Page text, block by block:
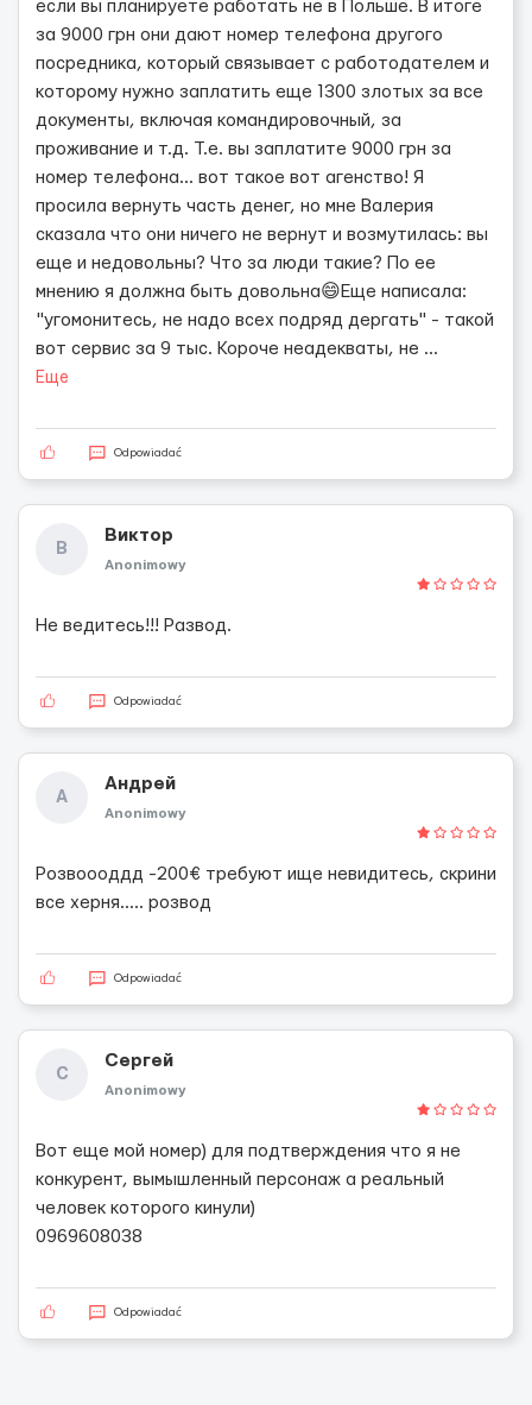
если вы планируете работать не в Польше. В итоге
за 9000 грн они дают номер телефона другого
посредника, который связывает с работодателем и
которому нужно заплатить еще 1300 злотых за все
документы, включая командировочный, за
проживание и т.д. Т.е. вы заплатите 9000 грн за
номер телефона... вот такое вот агенство! Я
просила вернуть часть денег, но мне Валерия
сказала что они ничего не вернут и возмутилась: вы
еще и недовольны? Что за люди такие? По ее
мнению я должна быть довольна😄Еще написала:
"угомонитесь, не надо всех подряд дергать" - такой
вот сервис за 9 тыс. Короче неадекваты, не ...
Еще
Odpowiadać
В
Виктор
Anonimowy
Не ведитесь!!! Развод.
Odpowiadać
А
Андрей
Anonimowy
Розвоооддд -200€ требуют ище невидитесь, скрини
все херня..... розвод
Odpowiadać
С
Сергей
Anonimowy
Вот еще мой номер) для подтверждения что я не
конкурент, вымышленный персонаж а реальный
человек которого кинули)
0969608038
Odpowiadać